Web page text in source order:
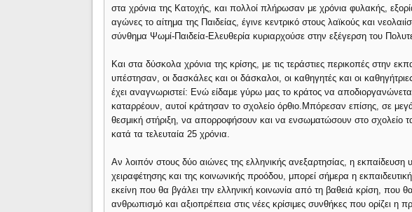
στα χρόνια της Κατοχής, και πολλοί πλήρωσαν με χρόνια φυλακής,
αγώνες το αίτημα της Παιδείας, έγινε κεντρικό στους λαϊκούς και
σύνθημα Ψωμί-Παιδεία-Ελευθερία κυριαρχούσε στην εξέγερση του
Και στα δύσκολα χρόνια της κρίσης, με τις τεράστιες περικοπές στην
υπέστησαν, οι δασκάλες και οι δάσκαλοι, οι καθηγητές και οι
έχει αναγνωριστεί: Ενώ είδαμε γύρω μας το κράτος να
καταρρέουν, αυτοί κράτησαν το σχολείο όρθιο.Μπόρεσαν επίσης, σε
θεσμική στήριξη, να απορροφήσουν και να ενσωματώσουν στο σχολείο
κατά τα τελευταία 25 χρόνια.
Αν λοιπόν στους δύο αιώνες της ελληνικής ανεξαρτησίας, η εκπαίδευση
χειραφέτησης και της κοινωνικής προόδου, μπορεί σήμερα η
εκείνη που θα βγάλει την ελληνική κοινωνία από τη βαθειά κρίση, που
ανθρωπισμό και αξιοπρέπεια στις νέες κρίσιμες συνθήκες που ορίζει η